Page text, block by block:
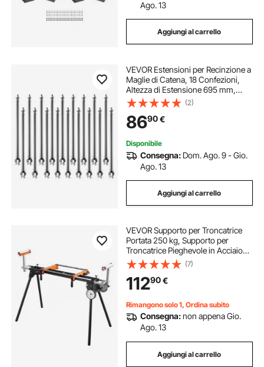
Ago. 13
Aggiungi al carrello
VEVOR Estensioni per Recinzione a
Maglie di Catena, 18 Confezioni,
Altezza di Estensione 695 mm,
Prolunga per Palo Zincato, Staffa a
U, Braccio di Estensione in Filo
Spinato per la Privacy
(2)
8690€
Disponibile
Consegna: Dom. Ago. 9 - Gio.
Ago. 13
Aggiungi al carrello
VEVOR Supporto per Troncatrice
Portata 250 kg, Supporto per
Troncatrice Pieghevole in Acciaio
con Staffe di Montaggio in Un
Pezzo, Altezza e Lunghezza
Regolabili, Supporto per Troncatrice
Portatile
(7)
11290€
Rimangono solo 1, Ordina subito
Consegna:non appena Gio.
Ago. 13
Aggiungi al carrello